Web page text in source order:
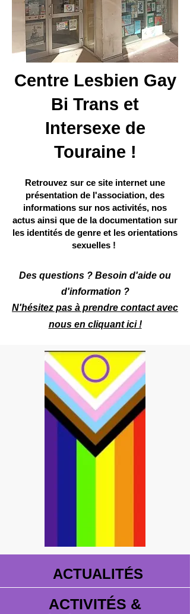
Centre Lesbien Gay
Bi Trans et
Intersexe de
Touraine !
Retrouvez sur ce site internet une
présentation de l'association, des
informations sur nos activités, nos
actus ainsi que de la documentation sur
les identités de genre et les orientations
sexuelles !
Des questions ? Besoin d'aide ou
d'information ?
N'hésitez pas à prendre contact avec
nous en cliquant ici !
ACTUALITÉS
ACTIVITÉS &